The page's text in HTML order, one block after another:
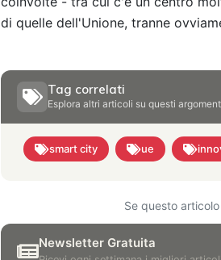
di quelle dell'Unione, tranne
Tag correlati
Esplora altri articoli su questi
smart city ue
Se questo
Newsletter Gratuita